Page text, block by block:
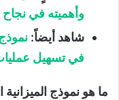
وأهميته في
شاهد أيضاً:
في تسهيل
ما هو نموذج الميزانية